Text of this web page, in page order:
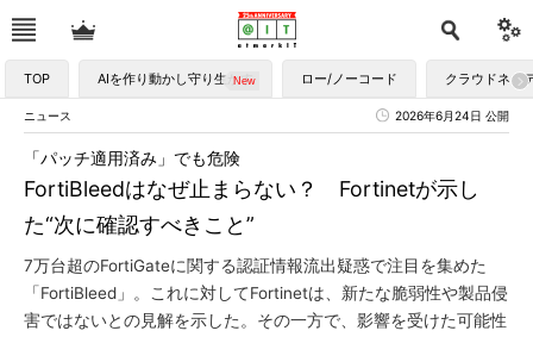
TOP AIを作り動かし守り生かす ロー/ノーコード クラウドネイ
ニュース 2026年6月24日 公開
FortiBleedはなぜ止まらない？ Fortinetが示し
た“次に確認すべきこと”
「パッチ適用済み」でも危険
7万台超のFortiGateに関する認証情報流出疑惑で注目を集めた
「FortiBleed」。これに対してFortinetは、新たな脆弱性や製品侵
害ではないとの見解を示した。その一方で、影響を受けた可能性